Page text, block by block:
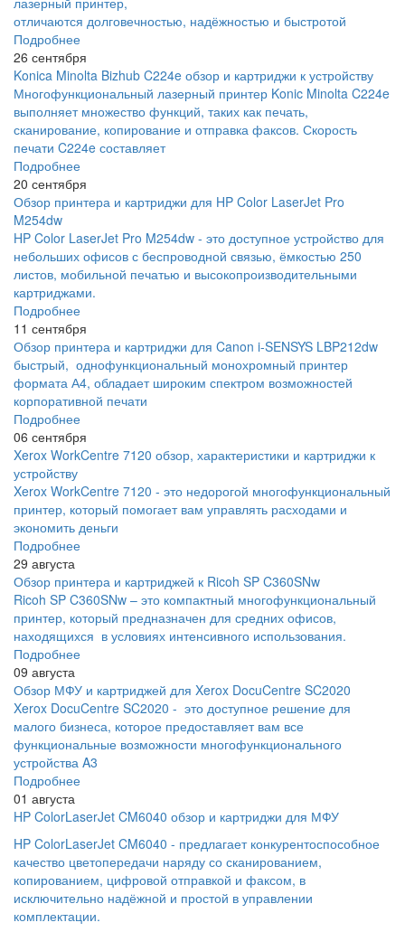
отличаются долговечностью, надёжностью и быстротой
Подробнее
26 сентября
Konica Minolta Bizhub C224e обзор и картриджи к устройству
Многофункциональный лазерный принтер Konic Minolta C224e
выполняет множество функций, таких как печать,
сканирование, копирование и отправка факсов. Скорость
печати C224e составляет
Подробнее
20 сентября
Обзор принтера и картриджи для HP Color LaserJet Pro
M254dw
HP Color LaserJet Pro M254dw - это доступное устройство для
небольших офисов с беспроводной связью, ёмкостью 250
листов, мобильной печатью и высокопроизводительными
картриджами.
Подробнее
11 сентября
Обзор принтера и картриджи для Canon i-SENSYS LBP212dw
быстрый, однофункциональный монохромный принтер
формата А4, обладает широким спектром возможностей
корпоративной печати
Подробнее
06 сентября
Xerox WorkCentre 7120 обзор, характеристики и картриджи к
устройству
Xerox WorkCentre 7120 - это недорогой многофункциональный
принтер, который помогает вам управлять расходами и
экономить деньги
Подробнее
29 августа
Обзор принтера и картриджей к Ricoh SP C360SNw
Ricoh SP C360SNw – это компактный многофункциональный
принтер, который предназначен для средних офисов,
находящихся в условиях интенсивного использования.
Подробнее
09 августа
Обзор МФУ и картриджей для Xerox DocuCentre SC2020
Xerox DocuCentre SC2020 - это доступное решение для
малого бизнеса, которое предоставляет вам все
функциональные возможности многофункционального
устройства A3
Подробнее
01 августа
HP ColorLaserJet CM6040 обзор и картриджи для МФУ
HP ColorLaserJet CM6040 - предлагает конкурентоспособное
качество цветопередачи наряду со сканированием,
копированием, цифровой отправкой и факсом, в
исключительно надёжной и простой в управлении
комплектации.